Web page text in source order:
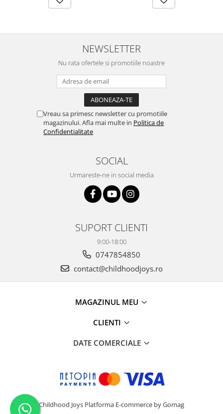
NEWSLETTER
Nu rata ofertele si promotiile noastre
Vreau sa primesc newsletter cu promotiile
magazinului. Afla mai multe in Politica de
Confidentialitate
SOCIAL
Urmareste-ne in social media
SUPORT CLIENTI
9:00-18:00
0747854850
contact@childhoodjoys.ro
MAGAZINUL MEU
CLIENTI
DATE COMERCIALE
Childhood Joys Platforma E-commerce by Gomag